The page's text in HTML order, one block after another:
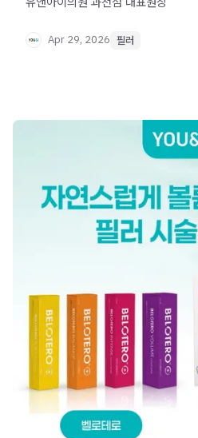
Apr 29, 2026 필러